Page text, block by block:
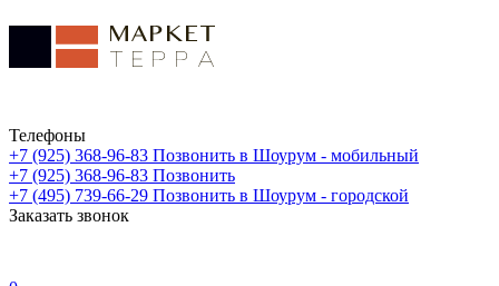
Телефоны
+7 (925) 368-96-83 Позвонить в Шоурум - мобильный
+7 (925) 368-96-83 Позвонить
+7 (495) 739-66-29 Позвонить в Шоурум - городской
Заказать звонок